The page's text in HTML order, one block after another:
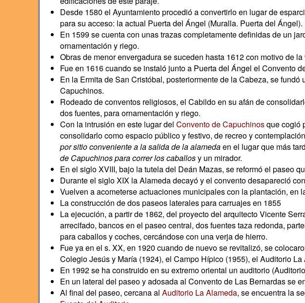
Desde 1580 el Ayuntamiento procedió a convertirlo en lugar de
para su acceso: la actual Puerta del Ángel (Muralla. Puerta del Ángel).
En 1599 se cuenta con unas trazas completamente definidas de un
ornamentación y riego.
Obras de menor envergadura se suceden hasta 1612 con motivo de
Fue en 1616 cuando se instaló junto a Puerta del Ángel el Convento
En la Ermita de San Cristóbal, posteriormente de la Cabeza, se
Capuchinos.
Rodeado de conventos religiosos, el Cabildo en su afán de
dos fuentes, para ornamentación y riego.
Con la intrusión en este lugar del Convento de Capuchinosque cogió
consolidarlo como espacio público y festivo, de recreo y
por sitio conveniente a la salida de la alamedaen el lugar que más
de Capuchinos para correr los caballosy un mirador.
En el siglo XVIII, bajo la tutela del Deán Mazas, se reformó el paseo
Durante el siglo XIX la Alameda decayó y el convento desapareció
Vuelven a acometerse actuaciones municipales con la plantación,
La construcción de dos paseos laterales para carruajes en 1855
La ejecución, a partir de 1862, del proyecto del arquitecto Vicente
arrecifado, bancos en el paseo central, dos fuentes taza redonda,
para caballos y coches, cercándose con una verja de hierro.
Fue ya en el s. XX, en 1920 cuando de nuevo se revitalizó, se
Colegio Jesús y María (1924), el Campo Hípico (1955), el Auditorio
En 1992 se ha construido en su extremo oriental un auditorio
En un lateral del paseo y adosada al Convento de Las Bernardas se
Al final del paseo, cercana al Auditorio La Alameda, se encuentra la